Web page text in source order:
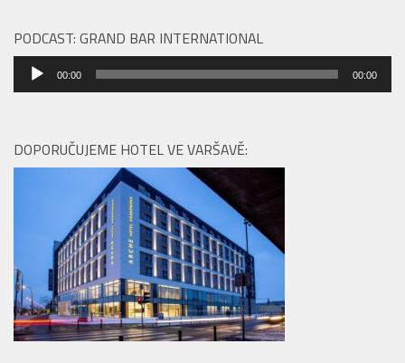
PODCAST: GRAND BAR INTERNATIONAL
Audio
přehrávač
00:00 00:00
DOPORUČUJEME HOTEL VE VARŠAVĚ: